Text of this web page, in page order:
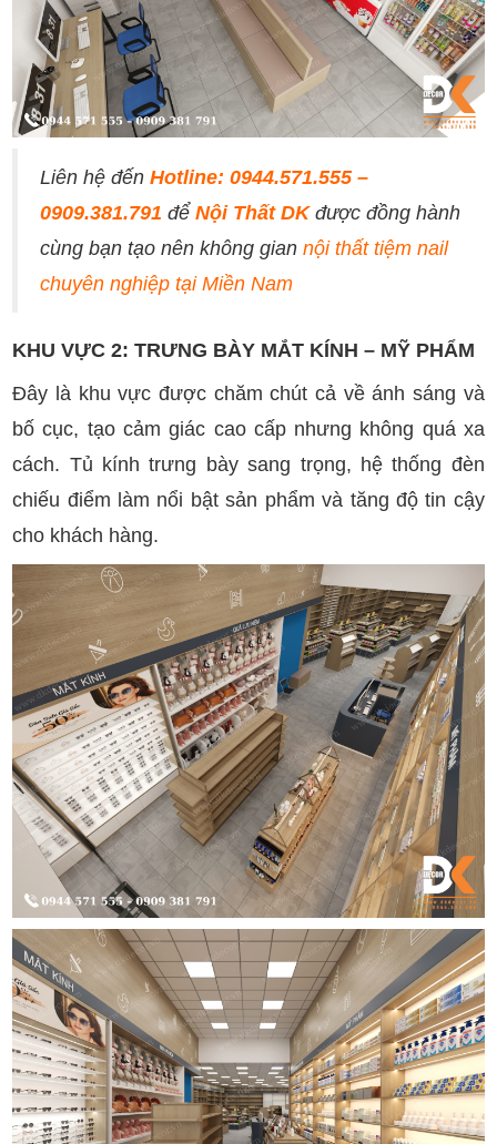
Liên hệ đếnHotline: 0944.571.555 –
0909.381.791 đểNội Thất DKđược đồng hành
cùng bạn tạo nên không giannội thất tiệm nail
chuyên nghiệp tại Miền Nam
KHU VỰC 2: TRƯNG BÀY MẮT KÍNH – MỸ PHẨM
Đây là khu vực được chăm chút cả về ánh sáng và
bố cục, tạo cảm giác cao cấp nhưng không quá xa
cách. Tủ kính trưng bày sang trọng, hệ thống đèn
chiếu điểm làm nổi bật sản phẩm và tăng độ tin cậy
cho khách hàng.